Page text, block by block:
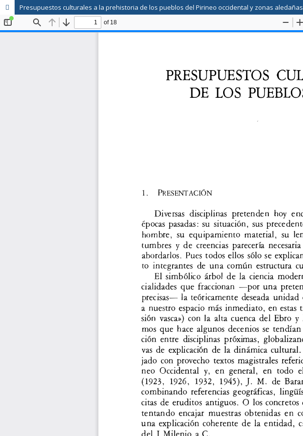
Presupuestos culturales a la prehistoria de los pueblos del Pirineo occidental y zonas aledañas